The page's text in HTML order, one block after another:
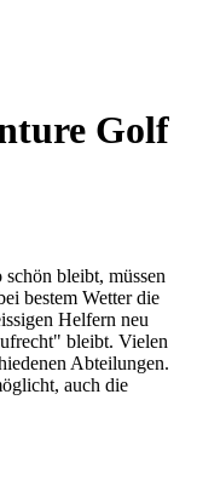
Golf
bleibt, müssen
bestem Wetter die
Helfern neu
bleibt. Vielen
Abteilungen.
auch die